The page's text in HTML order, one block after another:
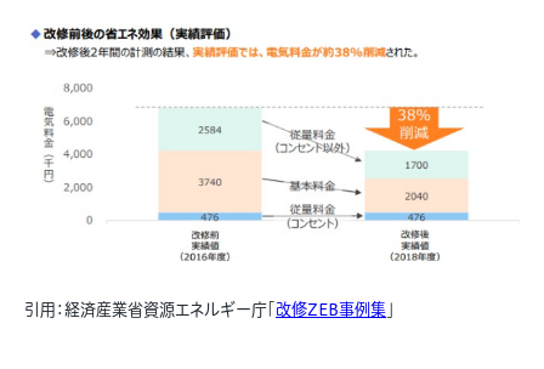
引用：経済産業省資源エネルギー庁「 改修ZEB事例集」